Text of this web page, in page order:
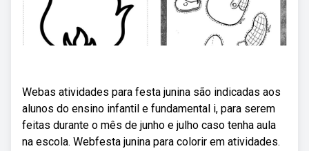
Webas atividades para festa junina são indicadas aos
alunos do ensino infantil e fundamental i, para serem
feitas durante o mês de junho e julho caso tenha aula
na escola. Webfesta junina para colorir em atividades.